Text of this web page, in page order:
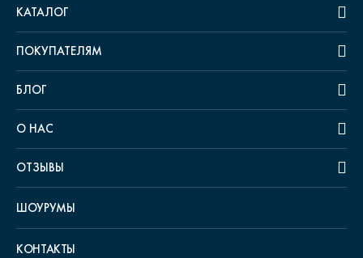
КАТАЛОГ
ПОКУПАТЕЛЯМ
БЛОГ
О НАС
ОТЗЫВЫ
ШОУРУМЫ
КОНТАКТЫ